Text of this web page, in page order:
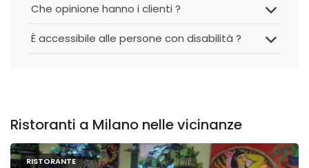
Che opinione hanno i clienti ?
È accessibile alle persone con disabilità ?
Ristoranti a Milano nelle vicinanze
RISTORANTE